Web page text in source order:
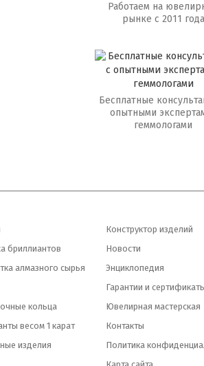
Работаем на
рынке с 2011 года
Бесплатные
опытными
геммологами
бриллиантов
алмазного сырья
кольца
весом 1 карат
изделия
Конструктор изделий
Новости
Энциклопедия
Гарантии и
Ювелирная мастерская
Контакты
Политика